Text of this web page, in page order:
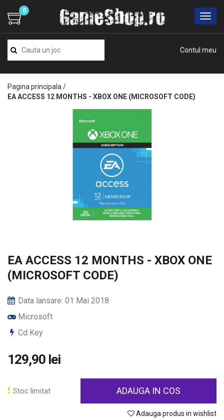
Contul meu
0
Pagina principala /
EA ACCESS 12 MONTHS - XBOX ONE (MICROSOFT CODE)
EA ACCESS 12 MONTHS - XBOX ONE
(MICROSOFT CODE)
Data lansare: 01 Mai 2018
Microsoft
Cd Key
129,90 lei
Stoc limitat ADAUGA IN COS
Adauga produs in wishlist